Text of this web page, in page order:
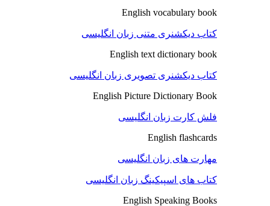
English vocabulary book
کتاب دیکشنری متنی زبان انگلیسی
English text dictionary book
کتاب دیکشنری تصویری زبان انگلیسی
English Picture Dictionary Book
فلش کارت زبان انگلیسی
English flashcards
مهارت های زبان انگلیسی
کتاب های اسپیکینگ زبان انگلیسی
English Speaking Books